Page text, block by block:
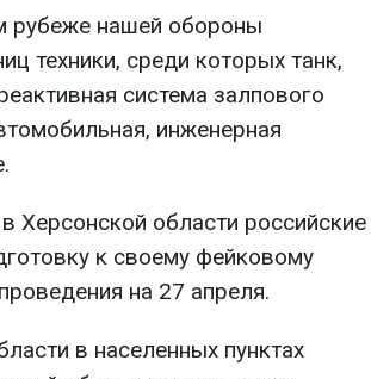
рубеже нашей обороны
техники, среди которых танк,
система залпового
инженерная
Херсонской области российские
к своему фейковому
на 27 апреля.
в населенных пунктах